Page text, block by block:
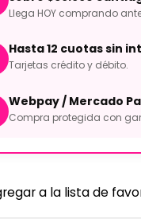
Llega HOY comprando
Hasta 12 cuotas sin
Tarjetas crédito y débito.
Webpay / Mercado
Compra protegida con
a la lista de